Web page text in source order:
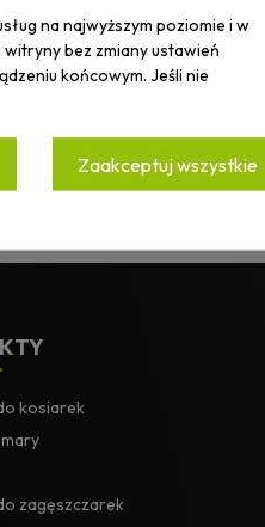
kosiarek
zagęszczarek
na najwyższym poziomie i w
bez zmiany ustawień
końcowym. Jeśli nie
Zaakceptuj wszystkie